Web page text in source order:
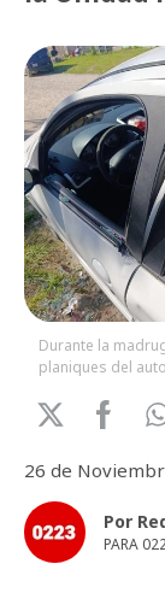
Durante la
planiques del
26 de
Por
PARA